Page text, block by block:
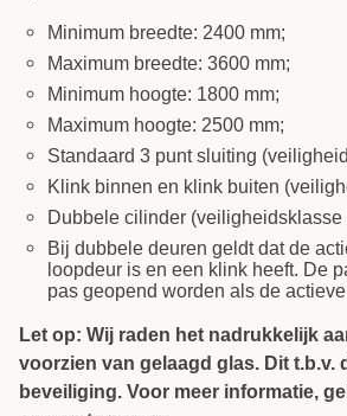
Minimum breedte: 2400 mm;
Maximum breedte: 3600 mm;
Minimum hoogte: 1800 mm;
Maximum hoogte: 2500 mm;
Standaard 3 punt sluiting
Klink binnen en klink buiten
Dubbele cilinder (veiligheidsklasse
Bij dubbele deuren geldt dat de
loopdeur is en een klink heeft. De
pas geopend worden als de
Let op: Wij raden het nadrukkelijk
voorzien van gelaagd glas. Dit t.b.v.
beveiliging. Voor meer informatie,